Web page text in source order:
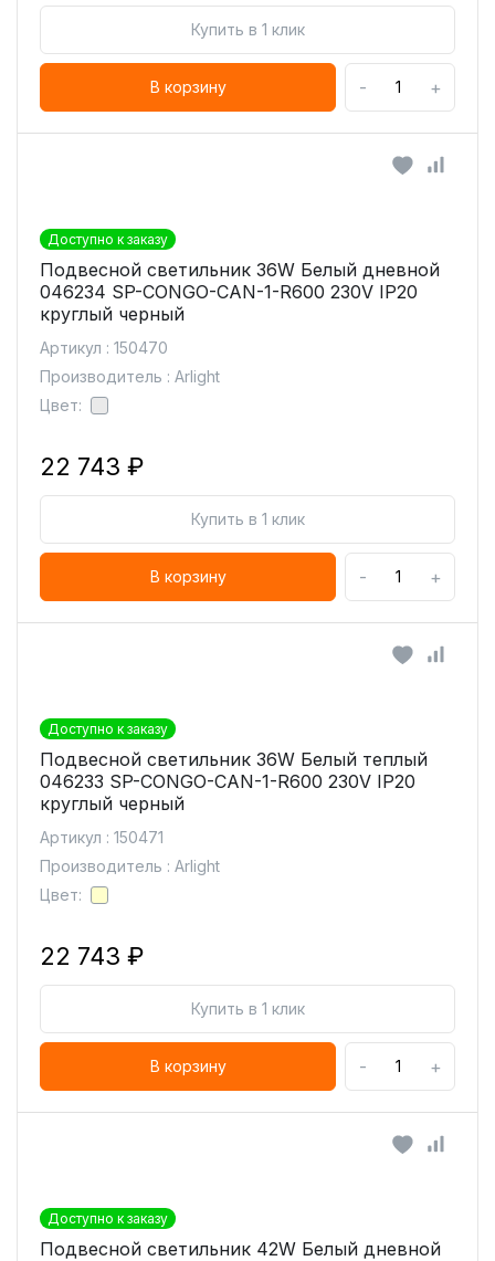
Купить в 1 клик
В корзину - +
Доступно к заказу
Подвесной светильник 36W Белый дневной
046234 SP-CONGO-CAN-1-R600 230V IP20
круглый черный
Артикул : 150470
Производитель : Arlight
Цвет:
22 743 ₽
Купить в 1 клик
В корзину - +
Доступно к заказу
Подвесной светильник 36W Белый теплый
046233 SP-CONGO-CAN-1-R600 230V IP20
круглый черный
Артикул : 150471
Производитель : Arlight
Цвет:
22 743 ₽
Купить в 1 клик
В корзину - +
Доступно к заказу
Подвесной светильник 42W Белый дневной